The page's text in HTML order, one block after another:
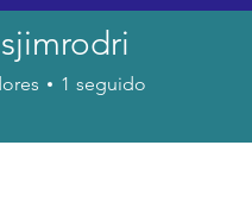
1 seguido